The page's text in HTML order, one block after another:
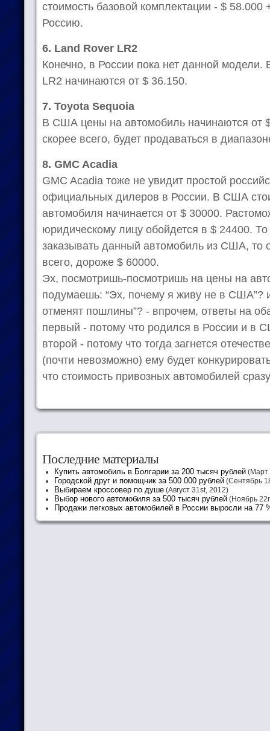
стоимость базовой комплектации - $ 58.000
Россию.
6. Land Rover LR2
Конечно, в России пока нет данной
LR2 начинаются от $ 36.150.
7. Toyota Sequoia
В США цены на автомобиль начинаются от
скорее всего, будет продаваться в
8. GMC Acadia
GMC Acadia тоже не увидит простой
официальных дилеров в России. В США
автомобиля начинается от $ 30000.
юридическому лицу обойдется в $ 24400.
заказывать данный автомобиль из США, то
всего, дороже $ 60000.
Эх, посмотришь-посмотришь на цены на
подумаешь: “Эх, почему я живу не в США”?
отменят пошлины”? - впрочем, ответы на
первый - потому что родился в России и в
второй - потому что тогда загнется
(почти невозможно) ему будет
что стоимость привозных автомобилей
Последние материалы
Купить автомобиль в Болгарии за 200 тысяч рублей (Март
Городской друг и помощник за 500 000 рублей (Сентябрь
Выбираем кроссовер по душе (Август 31st, 2012)
Выбор нового автомобиля за 500 тысяч рублей (Ноябрь
Продажи легковых автомобилей в России выросли на 77